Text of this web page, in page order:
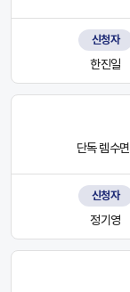
신청자
한진일
단독 렘수
신청자
정기영